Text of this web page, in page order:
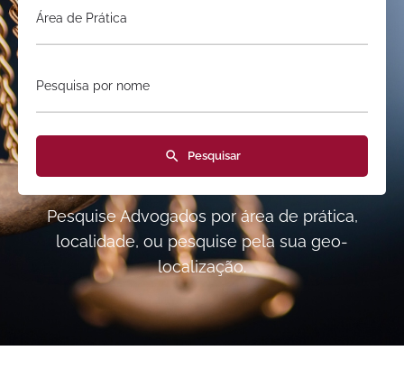
Área de Prática
Pesquisa por nome
Pesquisar
Pesquise Advogados por área de prática,
localidade, ou pesquise pela sua geo-
localização.